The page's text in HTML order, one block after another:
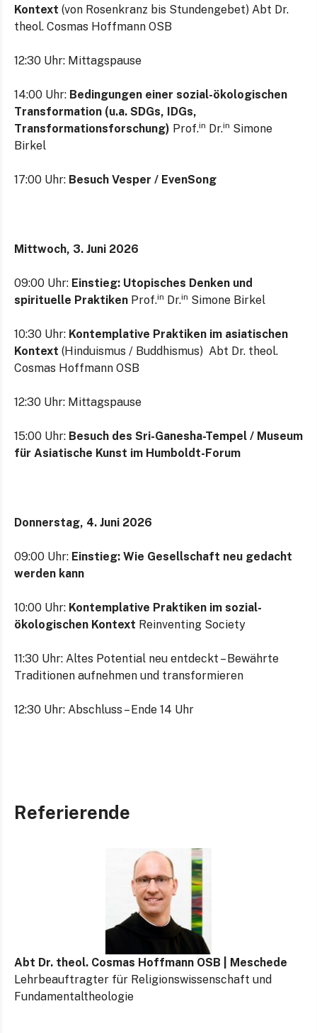
Kontext (von Rosenkranz bis Stundengebet) Abt Dr.
theol. Cosmas Hoffmann OSB
12:30 Uhr: Mittagspause
14:00 Uhr: Bedingungen einer sozial-ökologischen
Transformation (u.a. SDGs, IDGs,
Transformationsforschung) Prof.in Dr.in Simone
Birkel
17:00 Uhr: Besuch Vesper / EvenSong
Mittwoch, 3. Juni 2026
09:00 Uhr: Einstieg: Utopisches Denken und
spirituelle Praktiken Prof.in Dr.in Simone Birkel
10:30 Uhr: Kontemplative Praktiken im asiatischen
Kontext (Hinduismus / Buddhismus) Abt Dr. theol.
Cosmas Hoffmann OSB
12:30 Uhr: Mittagspause
15:00 Uhr: Besuch des Sri-Ganesha-Tempel / Museum
für Asiatische Kunst im Humboldt-Forum
Donnerstag, 4. Juni 2026
09:00 Uhr: Einstieg: Wie Gesellschaft neu gedacht
werden kann
10:00 Uhr: Kontemplative Praktiken im sozial-
ökologischen Kontext Reinventing Society
11:30 Uhr: Altes Potential neu entdeckt – Bewährte
Traditionen aufnehmen und transformieren
12:30 Uhr: Abschluss – Ende 14 Uhr
Referierende
Abt Dr. theol. Cosmas Hoffmann OSB | Meschede
Lehrbeauftragter für Religionswissenschaft und
Fundamentaltheologie